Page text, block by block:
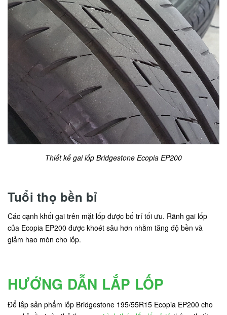
Thiết kế gai lốp Bridgestone Ecopia EP200
Tuổi thọ bền bỉ
Các cạnh khối gai trên mặt lốp được bố trí tối ưu. Rãnh gai lốp
của Ecopia EP200 được khoét sâu hơn nhằm tăng độ bền và
giảm hao mòn cho lốp.
HƯỚNG DẪN LẮP LỐP
Để lắp sản phẩm lốp Bridgestone 195/55R15 Ecopia EP200 cho